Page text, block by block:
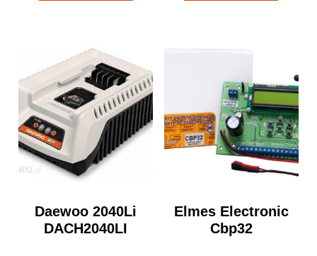
Daewoo 2040Li
DACH2040LI
Elmes Electronic
Cbp32